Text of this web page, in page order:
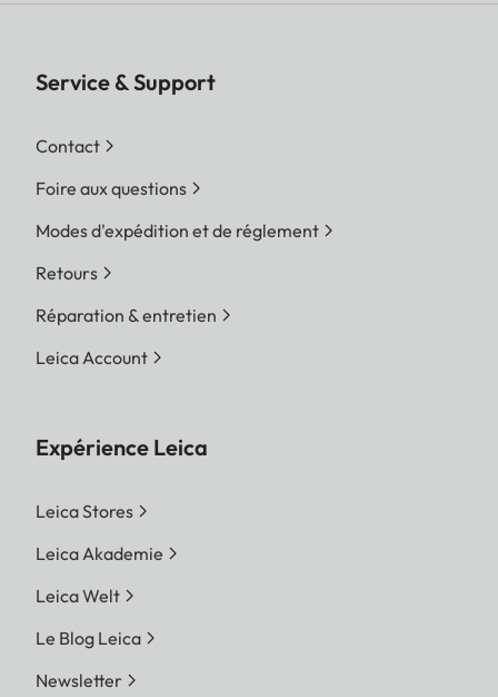
Service & Support
Contact
Foire aux questions
Modes d'expédition et de réglement
Retours
Réparation & entretien
Leica Account
Expérience Leica
Leica Stores
Leica Akademie
Leica Welt
Le Blog Leica
Newsletter